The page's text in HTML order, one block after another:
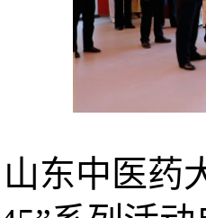
东中医药